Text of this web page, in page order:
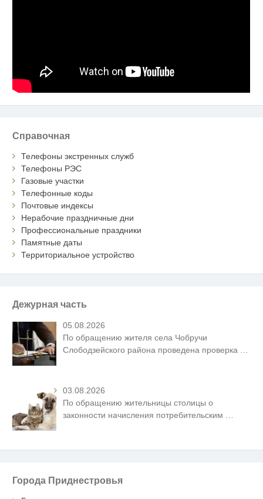
Справочная
Телефоны экстренных служб
Телефоны РЭС
Газовые участки
Телефонные коды
Почтовые индексы
Нерабочие праздничные дни
Профессиональные праздники
Памятные даты
Территориальное устройство
Дежурная часть
05.08.2026
По обращению жителя села Чобручи
Слободзейского района проведена проверка
03.08.2026
По обращению жительницы столицы о
законности начисления потребительским
Города Приднестровья